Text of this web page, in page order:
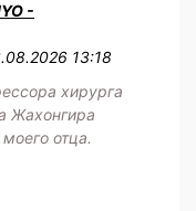
-
13:18
хирурга
Жахонгира
отца.